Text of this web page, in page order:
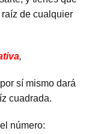
de cualquier
,
sí mismo dará
cuadrada.
número: